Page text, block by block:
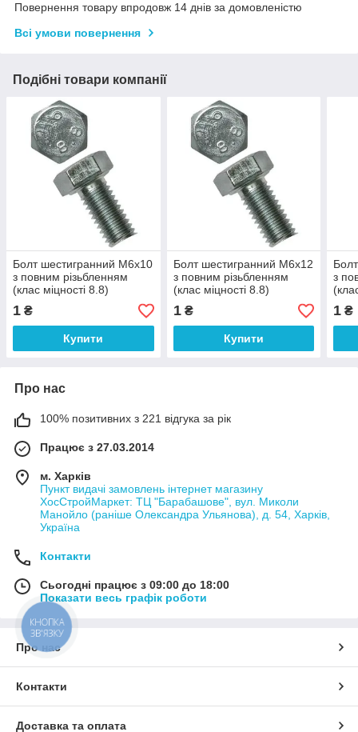
Повернення товару впродовж 14 днів за домовленістю
Всі умови повернення
Подібні товари компанії
Болт шестигранний М6х10
з повним різьбленням
(клас міцності 8.8)
1 ₴
Купити
Болт шестигранний М6х12
з повним різьбленням
(клас міцності 8.8)
1₴
Купити
з
1 ₴
Про нас
100% позитивних з 221 відгука за рік
Працює з 27.03.2014
м. Харків
Пункт видачі замовлень інтернет магазину
ХосСтройМаркет: ТЦ "Барабашове", вул. Миколи
Манойло (раніше Олександра Ульянова), д. 54, Харків,
Україна
Контакти
Сьогодні працює з 09:00 до 18:00
Показати весь графік роботи
Про нас
Контакти
Доставка та оплата
КНОПКА
ЗВ'ЯЗКУ